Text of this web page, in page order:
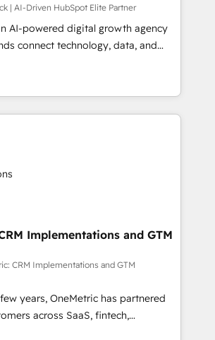
| AI-Driven HubSpot Elite Partner
AI-powered digital growth agency
connect technology, data, and
measurable results. Founded in
across Spain, LATAM, and
global companies in building
sales, and customer success
only HubSpot Elite Partner in
Portugal), we combine human insight
to drive sustainable
team designs solutions
boost performance, and
impact. 🌍 Highlights •
since 2012 • 2022 EMEA Impact
• 150+ successful HubSpot
in 30+ industries • Proprietary
• Multilingual team:
& Italian 👉 Grow
and HubSpot.
Implementations and GTM
CRM Implementations and GTM
years, OneMetric has partnered
across SaaS, fintech,
estate, and other industries. With